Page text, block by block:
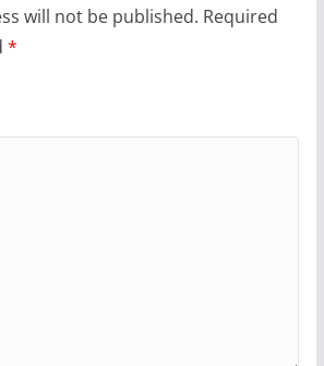
will not be published. Required
*